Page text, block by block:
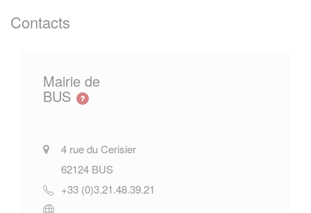
Contacts
Mairie de
BUS
4 rue du Cerisier
62124 BUS
+33 (0)3.21.48.39.21